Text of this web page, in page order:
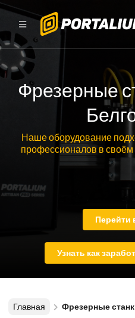
Фрезерные
Наше оборудование
профессионалов в своём
Перейти
Узнать как
Главная Фрезерные